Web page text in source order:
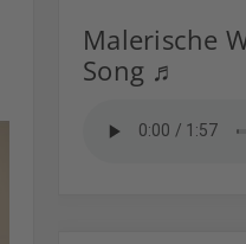
Malerische
Song ♬